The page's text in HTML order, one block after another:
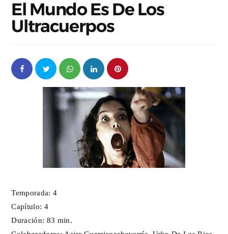
El Mundo Es De Los
Ultracuerpos
Temporada: 4
Capítulo: 4
Duración: 83 min.